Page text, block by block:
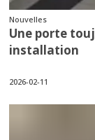
Nouvelles
Une porte
installation
2026-02-11